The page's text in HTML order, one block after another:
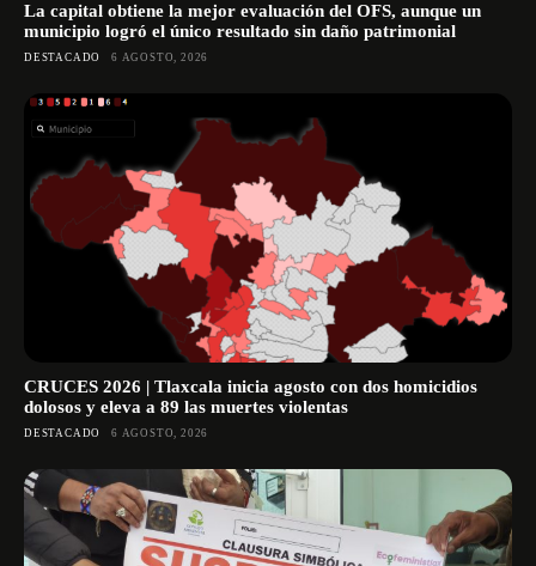
La capital obtiene la mejor evaluación del OFS, aunque un
municipio logró el único resultado sin daño patrimonial
DESTACADO 6 AGOSTO, 2026
CRUCES 2026 | Tlaxcala inicia agosto con dos homicidios
dolosos y eleva a 89 las muertes violentas
DESTACADO 6 AGOSTO, 2026